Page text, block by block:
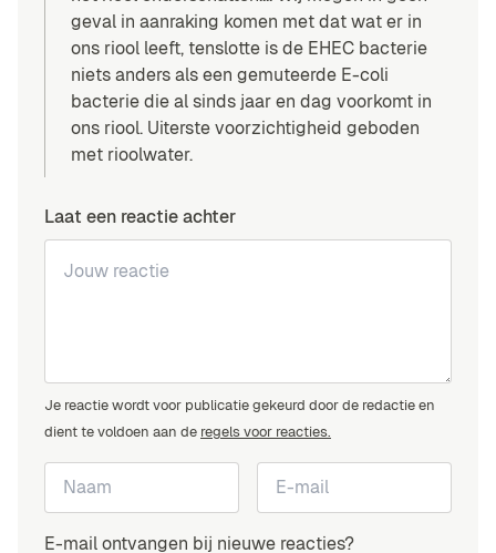
geval in aanraking komen met dat wat er in
ons riool leeft, tenslotte is de EHEC bacterie
niets anders als een gemuteerde E-coli
bacterie die al sinds jaar en dag voorkomt in
ons riool. Uiterste voorzichtigheid geboden
met rioolwater.
Laat een reactie achter
Je reactie wordt voor publicatie gekeurd door de redactie en
dient te voldoen aan de regels voor reacties.
E-mail ontvangen bij nieuwe reacties?